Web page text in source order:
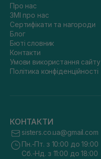
Про нас
ЗМІ про нас
Сертифікати та нагороди
Блог
Бюті словник
Контакти
Умови використання сайту
Політика конфіденційності
КОНТАКТИ
sisters.co.ua@gmail.com
Пн.-Пт. з 10:00 до 19:00
Сб.-Нд. з 11:00 до 18:00